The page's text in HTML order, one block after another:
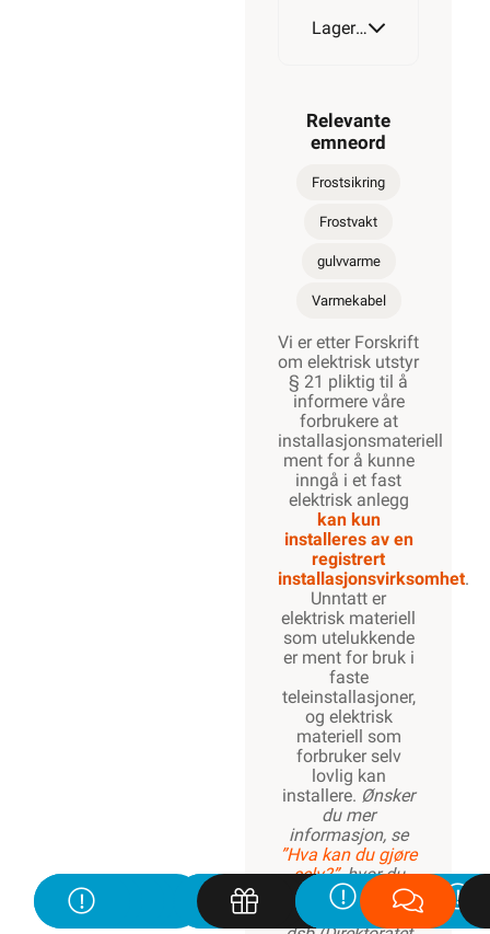
1170W
1420W
Lagerstatus
Relevante
emneord
Frostsikring
Frostvakt
gulvvarme
Varmekabel
Vi er etter Forskrift
om elektrisk utstyr
§ 21 pliktig til å
informere våre
forbrukere at
installasjonsmateriell
ment for å kunne
inngå i et fast
elektrisk anlegg
kan kun
installeres av en
registrert
installasjonsvirksomhet.
Unntatt er
elektrisk materiell
som utelukkende
er ment for bruk i
faste
teleinstallasjoner,
og elektrisk
materiell som
forbruker selv
lovlig kan
installere. Ønsker
du mer
informasjon, se
”Hva kan du gjøre
selv?”, hvor du
også finner
ekstern lenke til